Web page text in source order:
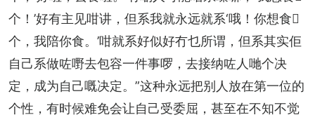
个！’好有主见咁讲，但系我就永远就系‘哦！你想食𠮶
个，我陪你食。’咁就系好似好冇乜所谓，但系其实佢
自己系做咗嘢去包容一件事啰，去接纳咗人哋个决
定，成为自己嘅决定。”这种永远把别人放在第一位的
个性，有时候难免会让自己受委屈，甚至在不知不觉